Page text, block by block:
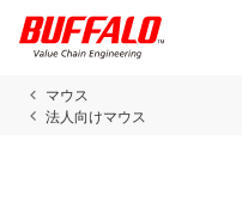
マウス
法人向けマウス